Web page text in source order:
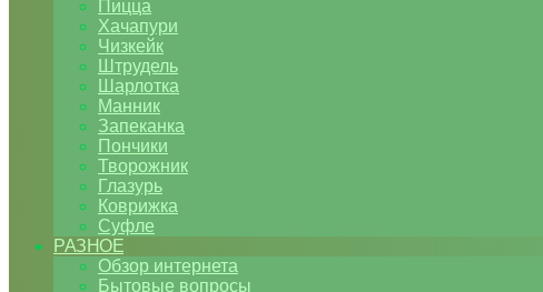
Пицца
Хачапури
Чизкейк
Штрудель
Шарлотка
Манник
Запеканка
Пончики
Творожник
Глазурь
Коврижка
Суфле
РАЗНОЕ
Обзор интернета
Бытовые вопросы